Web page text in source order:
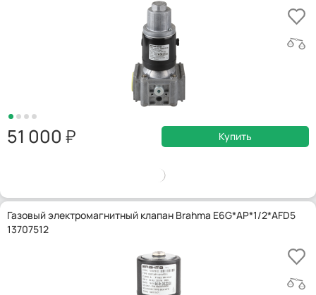
51 000 Купить
Газовый электромагнитный клапан Brahma E6G*AP*1/2*AFD5
13707512